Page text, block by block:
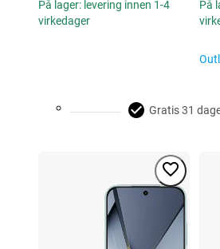
På lager: levering innen 1-4
virkedager
På
Gratis 31